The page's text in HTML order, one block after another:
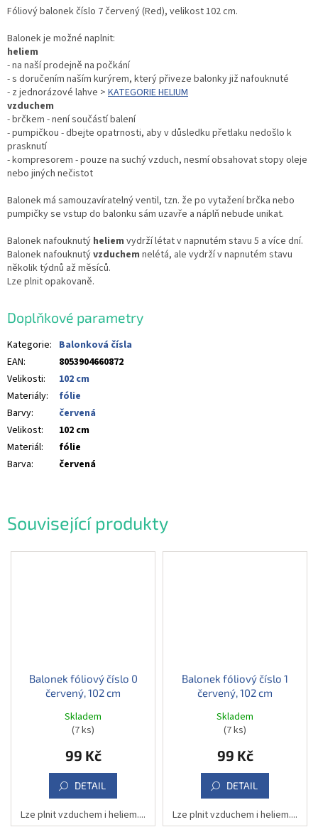
Související produkty
Balonek fóliový číslo 0
červený, 102 cm
Skladem
(7 ks)
99 Kč
DETAIL
Lze plnit vzduchem i heliem....
Balonek fóliový číslo 1
červený, 102 cm
Skladem
(7 ks)
99 Kč
DETAIL
Lze plnit vzduchem i heliem....
Fóliový balonek číslo 7 červený (Red), velikost 102 cm.
Balonek je možné naplnit:
heliem
- na naší prodejně na počkání
- s doručením naším kurýrem, který přiveze balonky již nafouknuté
- z jednorázové lahve > KATEGORIE HELIUM
vzduchem
- brčkem - není součástí balení
- pumpičkou - dbejte opatrnosti, aby v důsledku přetlaku nedošlo k
prasknutí
- kompresorem - pouze na suchý vzduch, nesmí obsahovat stopy oleje
nebo jiných nečistot
Balonek má samouzavíratelný ventil, tzn. že po vytažení brčka nebo
pumpičky se vstup do balonku sám uzavře a náplň nebude unikat.
Balonek nafouknutý heliem vydrží létat v napnutém stavu 5 a více dní.
Balonek nafouknutývzduchem nelétá, ale vydrží v napnutém stavu
několik týdnů až měsíců.
Lze plnit opakovaně.
Doplňkové parametry
Kategorie: Balonková čísla
EAN:
8053904660872
Velikosti:
102 cm
Materiály:
fólie
Barvy:
červená
Velikost:
102 cm
Materiál:
fólie
Barva: červená